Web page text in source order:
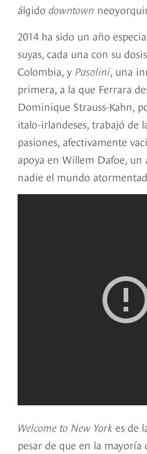
álgido downtown
2014 ha sido un año
suyas, cada una con su
Colombia, y Pasolini, una
primera, a la que Ferrara
Dominique Strauss-Kahn,
italo-irlandeses, trabajó de
pasiones, afectivamente
apoya en Willem Dafoe,
nadie el mundo
Welcome to New York es de
pesar de que en la